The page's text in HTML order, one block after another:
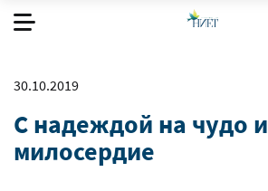
Наша работа
Как помочь
30.10.2019
С надеждой на чудо и
милосердие